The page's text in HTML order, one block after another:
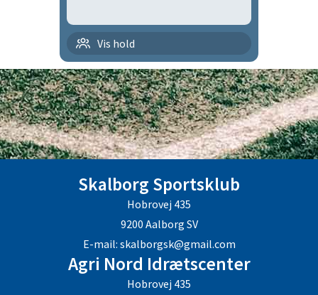
Vis hold
Håndbold | H-HS
Håndbold | hHSs
Trille trolle
Skalborg Sportsklub
Hobrovej 435
9200 Aalborg SV
E-mail: skalborgsk@gmail.com
Agri Nord Idrætscenter
Hobrovej 435